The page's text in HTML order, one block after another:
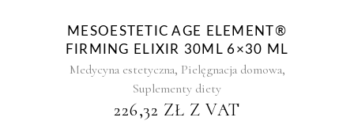
MESOESTETIC AGE ELEMENT®
FIRMING ELIXIR 30ML 6×30 ML
Medycyna estetyczna, Pielęgnacja domowa,
Suplementy diety
226,32 ZŁ Z VAT